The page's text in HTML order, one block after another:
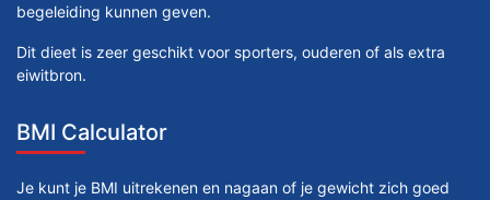
begeleiding kunnen geven.
Dit dieet is zeer geschikt voor sporters, ouderen of als extra
eiwitbron.
BMI Calculator
Je kunt je BMI uitrekenen en nagaan of je gewicht zich goed